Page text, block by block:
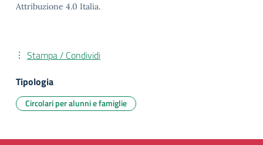
Attribuzione 4.0 Italia.
Stampa / Condividi
Tipologia
Circolari per alunni e famiglie